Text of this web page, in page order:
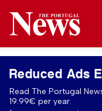
Reduced Ads
Read The Portugal
19.99€ per year.